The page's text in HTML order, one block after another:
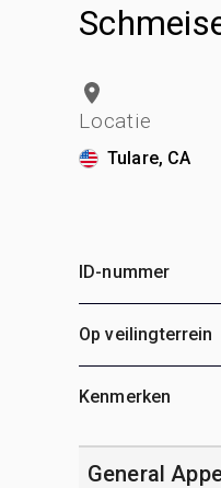
Locatie
Tulare, CA
ID-nummer
Op veilingterrein
Kenmerken
General